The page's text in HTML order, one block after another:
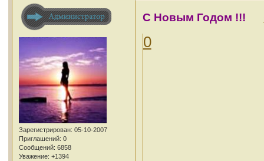
Зарегистрирован: 05-10-2007
Приглашений: 0
Сообщений: 6858
Уважение: +1394
С Новым Годом !!!
0